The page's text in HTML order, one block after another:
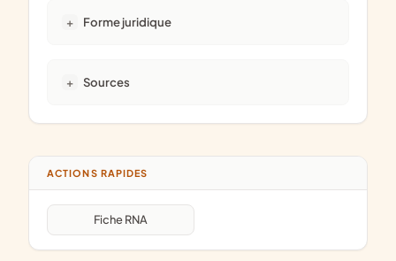
Forme juridique
Sources
ACTIONS RAPIDES
Fiche RNA